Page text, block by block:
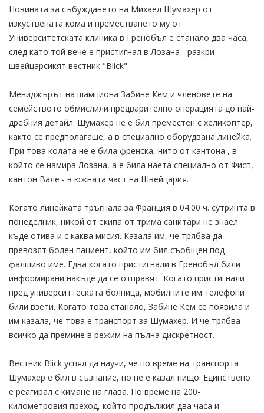
Новината за събуждането на Михаел Шумахер от
изкуствената кома и преместването му от
Университетската клиника в Гренобъл е станало два часа,
след като той вече е пристигнал в Лозана - разкри
швейцарсикят вестник "Blick".
Мениджърът на шампиона Забине Кем и членовете на
семейството обмислили предварително операцията до най-
дребния детайл. Шумахер не е бил преместен с хеликоптер,
както се предполагаше, а в специално оборудвана линейка.
При това колата не е била френска, нито от кантона , в
който се намира Лозана, а е била наета специално от Фисп,
кантон Вале - в южната част на Швейцария.
Когато линейката тръгнала за Франция в 04.00 ч. сутринта в
понеделник, никой от екипа от трима санитари не знаел
къде отива и с каква мисия. Казала им, че трябва да
превозят болен пациент, който им бил съобщен под
фалшиво име. Едва когато пристигнали в Гренобъл били
информирани накъде да се отправят. Когато пристигнали
пред университтеската болница, мобилните им телефони
били взети. Когато това станало, Забине Кем се появила и
им казала, че това е транспорт за Шумахер. И че трябва
всичко да премине в режим на пълна дискретност.
Вестник Blick успял да научи, че по време на транспорта
Шумахер е бил в съзнание, но не е казал нищо. Единствено
е реагирал с кимане на глава. По време на 200-
километровия преход, който продължил два часа и